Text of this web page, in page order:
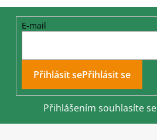
E-mail
Přihlásit se
Přihlášením souhlasíte se